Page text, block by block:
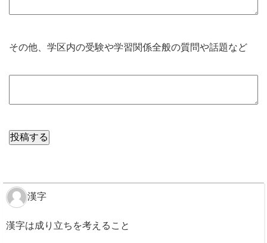
その他、学区内の受験や学習関係全般の質問や話題など
漢字
漢字は成り立ちを考えること